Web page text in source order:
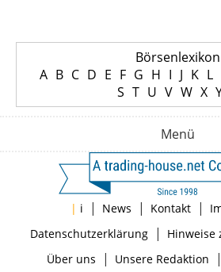
Börsenlexikon
A B C D E F G H I J K L
S T U V W X
Menü
| i | News | Kontakt |
Datenschutzerklärung| Hinweise
Über uns | Unsere Redaktion |